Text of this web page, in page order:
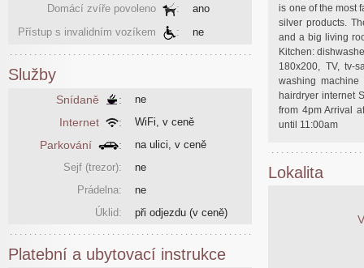
is one of the most
silver products.
and a big living
Kitchen:
180x200, TV, tv-
washing
hairdryer internet
from 4pm Arrival
until 11:00am
Lokalita
Domácí zvíře povoleno
:
ano
Přístup s invalidním vozíkem
: ne
Služby
Snídaně : ne
Internet : WiFi, v ceně
Parkování :
na ulici, v ceně
Sejf (trezor):
ne
Prádelna:
ne
Úklid:
při odjezdu (v ceně)
Platební a ubytovací instrukce